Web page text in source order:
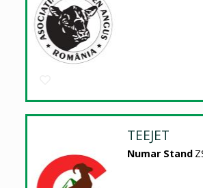
TEEJET
Numar Stand